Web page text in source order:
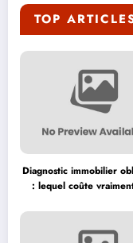
TOP
Diagnostic immobilier
: lequel coûte